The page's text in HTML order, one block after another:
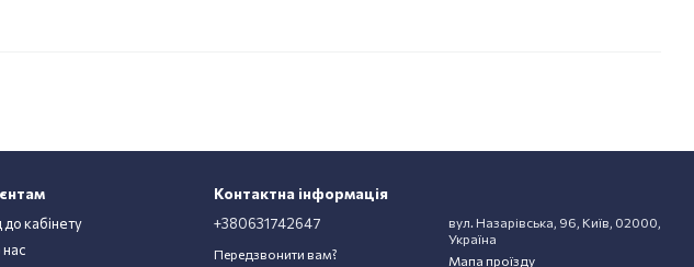
до кабінету
Контактна інформація
+380631742647
Передзвонити вам?
вул. Назарівська, 96, Київ, 02000,
Україна
Мапа проїзду